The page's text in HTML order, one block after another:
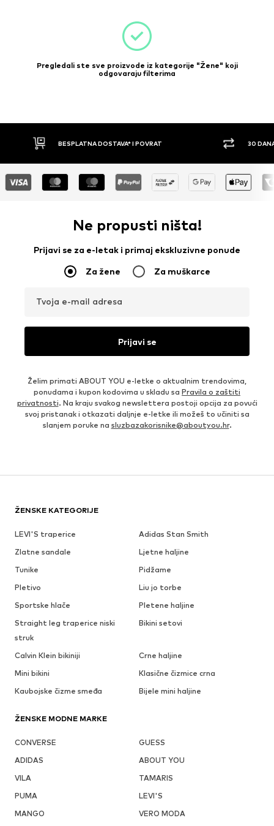
Pregledali ste sve proizvode iz kategorije "Žene" koji
odgovaraju filterima
30 DANA PRAVO NA POVRAT
Ne propusti ništa!
Prijavi se za e-letak i primaj ekskluzivne ponude
Za žene Za muškarce
Tvoja e-mail adresa
Prijavi se
Želim primati ABOUT YOU e-letke o aktualnim trendovima,
ponudama i kupon kodovima u skladu sa Pravila o zaštiti
privatnosti. Na kraju svakog newslettera postoji opcija za povući
svoj pristanak i otkazati daljnje e-letke ili možeš to učiniti sa
slanjem poruke na sluzbazakorisnike@aboutyou.hr.
ŽENSKE KATEGORIJE
LEVI'S traperice
Adidas Stan Smith
Zlatne sandale
Ljetne haljine
Tunike
Pidžame
Pletivo
Liu jo torbe
Sportske hlače
Pletene haljine
Straight leg traperice niski
struk
Bikini setovi
Calvin Klein bikiniji
Crne haljine
Mini bikini
Klasične čizmice crna
Kaubojske čizme smeđa
Bijele mini haljine
ŽENSKE MODNE MARKE
CONVERSE
GUESS
ADIDAS
ABOUT YOU
VILA
TAMARIS
PUMA
LEVI'S
MANGO
VERO MODA